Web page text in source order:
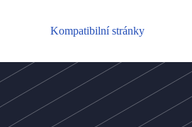
Kompatibilní stránky